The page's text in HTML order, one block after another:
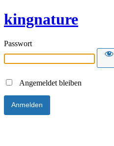
kingnature
Passwort
Angemeldet bleiben